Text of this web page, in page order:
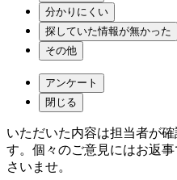
分かりにくい
探していた情報が無かった
その他
アンケート
閉じる
いただいた内容は担当者が
す。個々のご意見にはお返
さいませ。